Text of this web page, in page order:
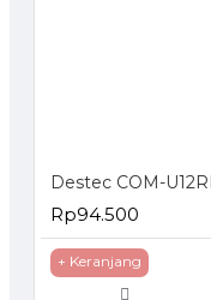
Rp94.500
+ Keranjang